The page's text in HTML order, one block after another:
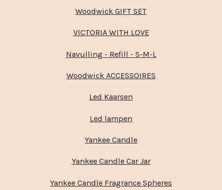
Woodwick GIFT SET
VICTORIA WITH LOVE
Navulling - Refill - S-M-L
Woodwick ACCESSOIRES
Led Kaarsen
Led lampen
Yankee Candle
Yankee Candle Car Jar
Yankee Candle Fragrance Spheres